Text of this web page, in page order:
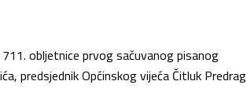
obljetnice prvog sačuvanog pisanog
predsjednik Općinskog vijeća Čitluk Predrag